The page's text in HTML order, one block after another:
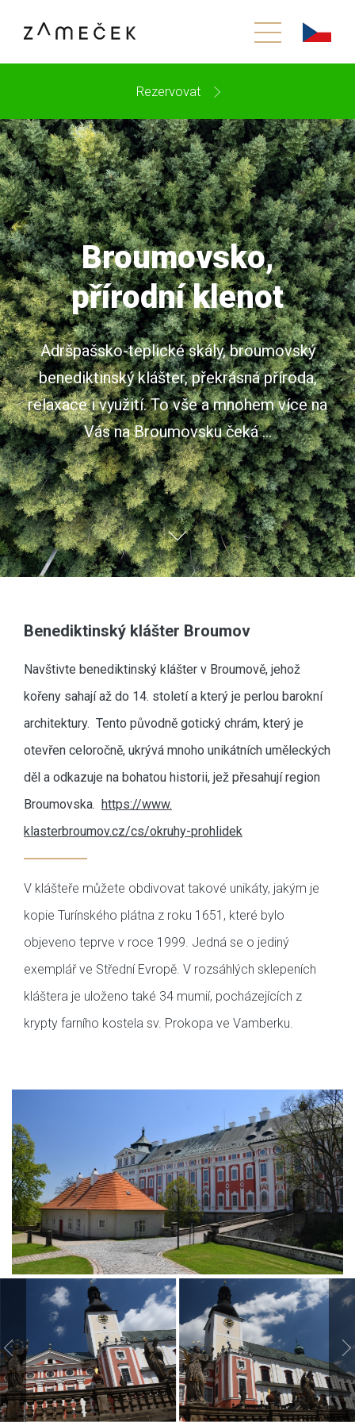
Rezervovat
Broumovsko,
přírodní klenot
Adršpašsko-teplické skály, broumovský
benediktinský klášter, překrásná příroda,
relaxace i využití. To vše a mnohem více na
Vás na Broumovsku čeká ...
Benediktinský klášter Broumov
Navštivte benediktinský klášter v Broumově, jehož
kořeny sahají až do 14. století a který je perlou barokní
architektury. Tento původně gotický chrám, který je
otevřen celoročně, ukrývá mnoho unikátních uměleckých
děl a odkazuje na bohatou historii, jež přesahují region
Broumovska. https://www.
klasterbroumov.cz/cs/okruhy-prohlidek
V klášteře můžete obdivovat takové unikáty, jakým je
kopie Turínského plátna z roku 1651, které bylo
objeveno teprve v roce 1999. Jedná se o jediný
exemplář ve Střední Evropě. V rozsáhlých sklepeních
kláštera je uloženo také 34 mumií, pocházejících z
krypty farního kostela sv. Prokopa ve Vamberku.